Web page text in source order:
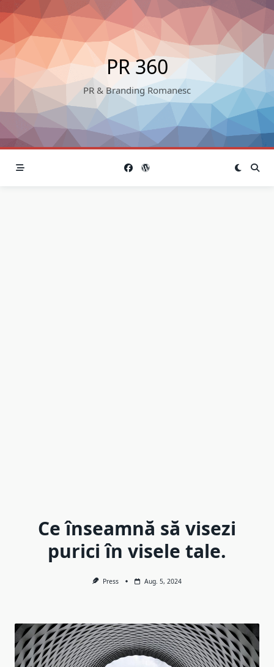
Skip
to
content
PR 360
PR & Branding Romanesc
Ce înseamnă să visezi
purici în visele tale.
Press Aug. 5, 2024